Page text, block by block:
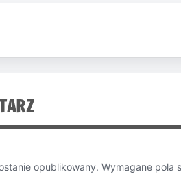
opublikowany. Wymagane pola